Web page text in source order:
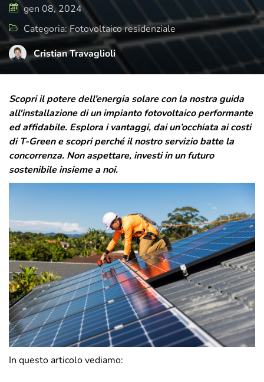
gen 08, 2024
Categoria: Fotovoltaico residenziale
Cristian Travaglioli
Scopri il potere dell’energia solare con la nostra guida
all'installazione di un impianto fotovoltaico performante
ed affidabile. Esplora i vantaggi, dai un’occhiata ai costi
di T-Green e scopri perché il nostro servizio batte la
concorrenza. Non aspettare, investi in un futuro
sostenibile insieme a noi.
In questo articolo vediamo:
di cura e attenzione, rispecchia il presente
e il futuro di T-Green, ma sempre con uno
sguardo rivolto a dove tutto è iniziato.